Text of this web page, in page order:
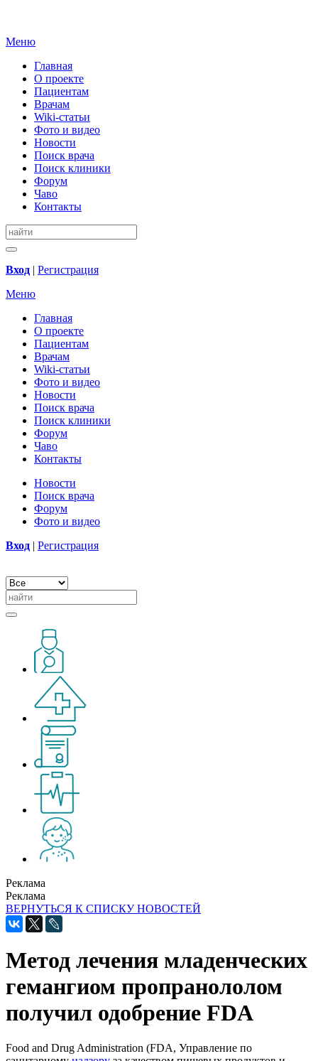
Меню
Главная
О проекте
Пациентам
Врачам
Wiki-статьи
Фото и видео
Новости
Поиск врача
Поиск клиники
Форум
Чаво
Контакты
Вход | Регистрация
Меню
Главная
О проекте
Пациентам
Врачам
Wiki-статьи
Фото и видео
Новости
Поиск врача
Поиск клиники
Форум
Чаво
Контакты
Новости
Поиск врача
Форум
Фото и видео
Вход | Регистрация
Реклама
Реклама
ВЕРНУТЬСЯ К СПИСКУ НОВОСТЕЙ
Метод лечения младенческих
гемангиом пропранололом
получил одобрение FDA
Food and Drug Administration (FDA, Управление по